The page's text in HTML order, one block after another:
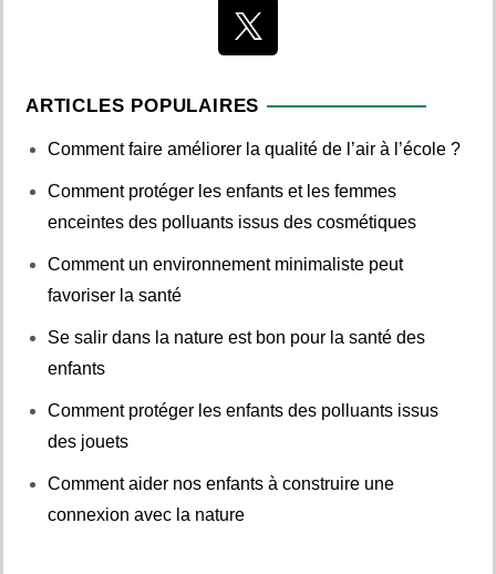
ARTICLES POPULAIRES
Comment faire améliorer la qualité de l’air à l’école ?
Comment protéger les enfants et les femmes
enceintes des polluants issus des cosmétiques
Comment un environnement minimaliste peut
favoriser la santé
Se salir dans la nature est bon pour la santé des
enfants
Comment protéger les enfants des polluants issus
des jouets
Comment aider nos enfants à construire une
connexion avec la nature